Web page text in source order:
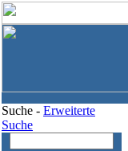
Suche - Erweiterte
Suche